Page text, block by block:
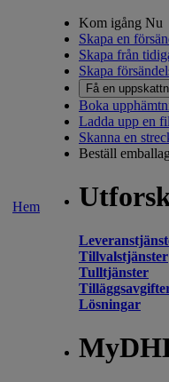
Hem
Kom igång Nu
Skapa en
Skapa från
Skapa
Få en
Boka
Ladda upp en
Skanna en
Beställ
Tillvalstjänster
Tulltjänster
Lösningar